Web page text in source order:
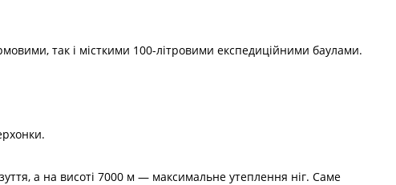
так і місткими 100-літровими експедиційними баулами.
а на висоті 7000 м — максимальне утеплення ніг. Саме